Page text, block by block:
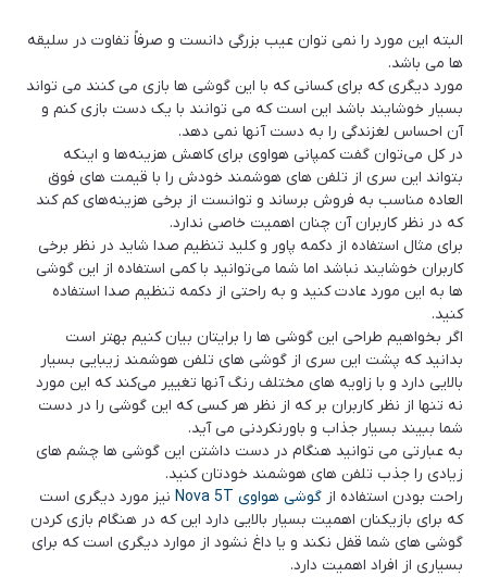
البته این مورد را نمی توان عیب بزرگی دانست و صرفاً تفاوت در سلیقه
ها می باشد.
مورد دیگری که برای کسانی که با این گوشی ها بازی می کنند می تواند
بسیار خوشایند باشد این است که می توانند با یک دست بازی کنم و
آن احساس لغزندگی را به دست آنها نمی دهد.
در کل می‌توان گفت کمپانی هواوی برای کاهش هزینه‌ها و اینکه
بتواند این سری از تلفن های هوشمند خودش را با قیمت های فوق
العاده مناسب به فروش برساند و توانست از برخی هزینه‌های کم کند
که در نظر کاربران آن چنان اهمیت خاصی ندارد.
برای مثال استفاده از دکمه پاور و کلید تنظیم صدا شاید در نظر برخی
کاربران خوشایند نباشد اما شما می‌توانید با کمی استفاده از این گوشی
ها به این مورد عادت کنید و به راحتی از دکمه تنظیم صدا استفاده
کنید.
اگر بخواهیم طراحی این گوشی ها را برایتان بیان کنیم بهتر است
بدانید که پشت این سری از گوشی های تلفن هوشمند زیبایی بسیار
بالایی دارد و با زاویه های مختلف رنگ آنها تغییر می‌کند که این مورد
نه تنها از نظر کاربران بر که از نظر هر کسی که این گوشی را در دست
شما ببیند بسیار جذاب و باورنکردنی می آید.
به عبارتی می توانید هنگام در دست داشتن این گوشی ها چشم های
زیادی را جذب تلفن های هوشمند خودتان کنید.
راحت بودن استفاده از گوشی هواوی Nova 5T
نیز مورد دیگری است
که برای بازیکنان اهمیت بسیار بالایی دارد این که در هنگام بازی کردن
گوشی های شما قفل نکند و یا داغ نشود از موارد دیگری است که برای
بسیاری از افراد اهمیت دارد.